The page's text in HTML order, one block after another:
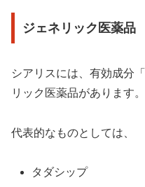
ジェネリック医薬品
シアリスには、有効成分
リック医薬品があります。
代表的なものとしては、
タダシップ